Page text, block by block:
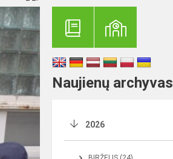
Naujienų archyvas
2026